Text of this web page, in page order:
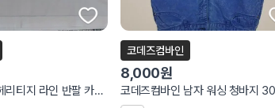
아디다스 골프 헤리티지 라인 반팔 카라티M
코데즈컴바인
8,000원